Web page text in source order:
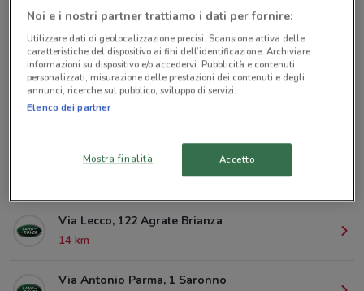
Negozi Land Rover a Seregno
Via Azzone Visconti, 15/A Monza
Via Lecco, 122 Agrate Brianza
14 km
Via Antonio Parma, 1 Saronno
Noi e i nostri partner trattiamo i dati per fornire:
Utilizzare dati di geolocalizzazione precisi. Scansione attiva delle
caratteristiche del dispositivo ai fini dell’identificazione. Archiviare
informazioni su dispositivo e/o accedervi. Pubblicità e contenuti
personalizzati, misurazione delle prestazioni dei contenuti e degli
annunci, ricerche sul pubblico, sviluppo di servizi.
Elenco dei partner
Mostra finalità Accetto